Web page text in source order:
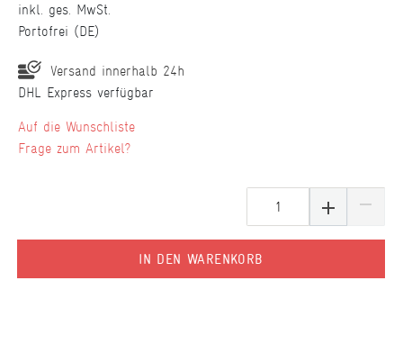
inkl. ges. MwSt.
Portofrei (DE)
Versand innerhalb 24h
DHL Express verfügbar
IN DEN WARENKORB
Wunschliste
Frage zum Artikel?